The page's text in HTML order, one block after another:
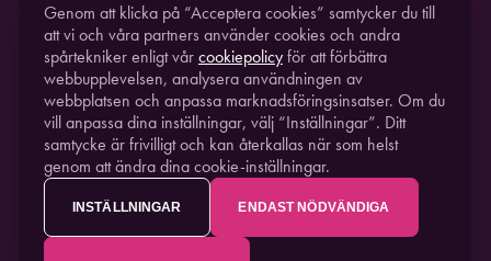
STUDIO ACUSTICUM
SCIENCE PARK
Genom att klicka på “Acceptera cookies” samtycker du till
att vi och våra partners använder cookies och andra
spårtekniker enligt vårcookiepolicyför att förbättra
webbupplevelsen, analysera användningen av
webbplatsen och anpassa marknadsföringsinsatser. Om du
vill anpassa dina inställningar, välj “Inställningar”. Ditt
samtycke är frivilligt och kan återkallas när som helst
genom att ändra dina cookie-inställningar.
INSTÄLLNINGAR ENDAST NÖDVÄNDIGA